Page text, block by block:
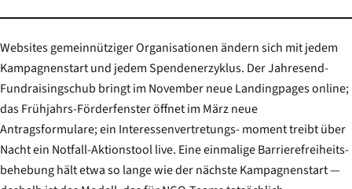
Websites gemeinnütziger Organisationen ändern sich mit jedem
Kampagnenstart und jedem Spendenerzyklus. Der Jahresend-
Fundraisingschub bringt im November neue Landingpages online;
das Frühjahrs-Förderfenster öffnet im März neue
Antragsformulare; ein Interessenvertretungs- moment treibt über
Nacht ein Notfall-Aktionstool live. Eine einmalige Barrierefreiheits-
behebung hält etwa so lange wie der nächste Kampagnenstart —